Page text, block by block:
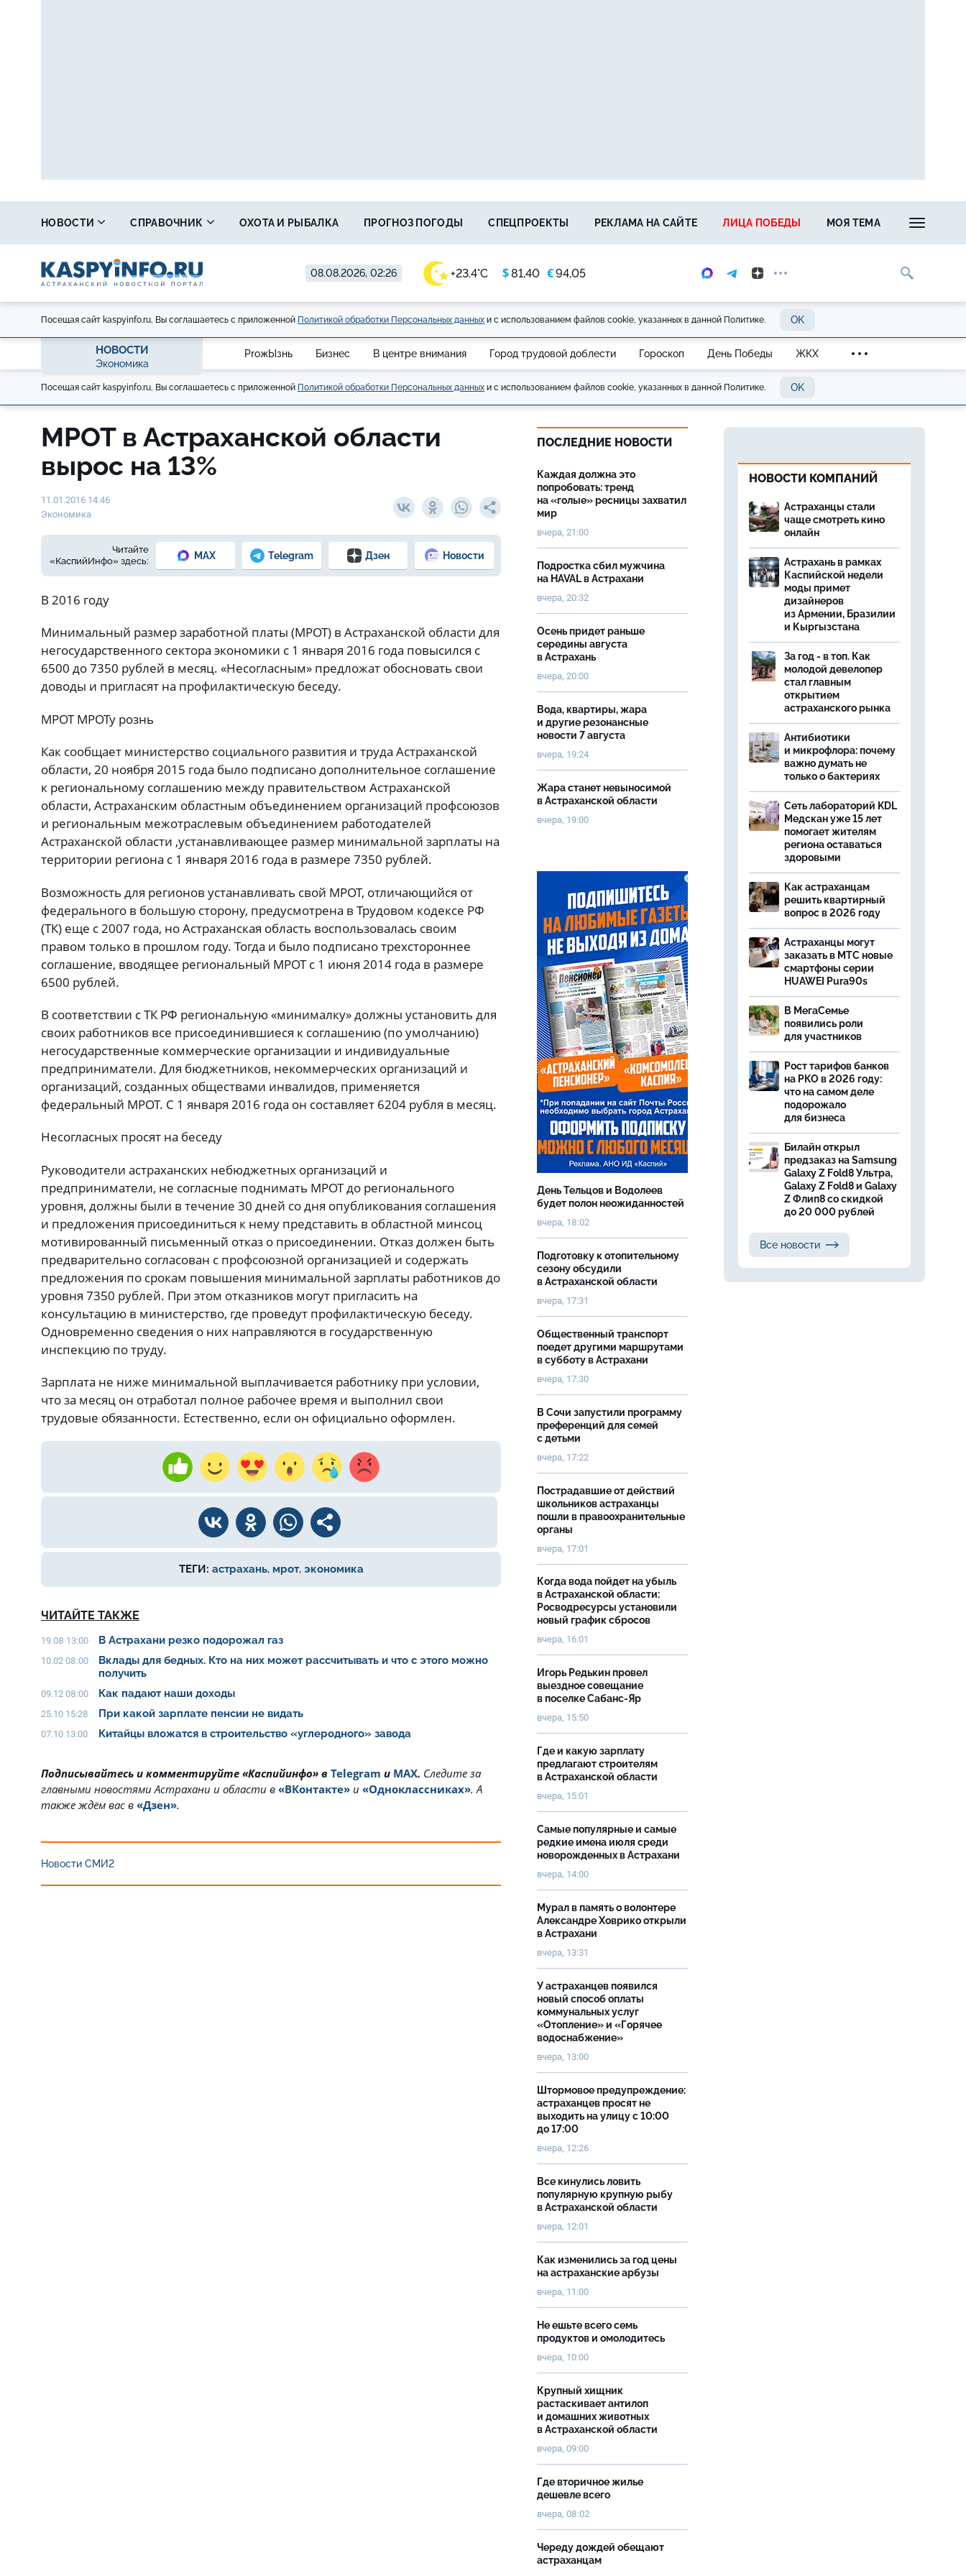
08.08.2026, 02:26 +23.4°C $81,40 €94,05
НОВОСТИ СПРАВОЧНИК ОХОТА И РЫБАЛКА ПРОГНОЗ ПОГОДЫ СПЕЦПРОЕКТЫ РЕКЛАМА НА САЙТЕ ЛИЦА ПОБЕДЫ МОЯ ТЕМА
Посещая сайт kaspyinfo.ru, Вы соглашаетесь с приложенной Политикой обработки Персональных данных и с использованием файлов cookie, указанных в данной Политике. OK
НОВОСТИ
Экономика
ProжЫзнь Бизнес В центре внимания Город трудовой доблести Гороскоп День Победы ЖКХ
Посещая сайт kaspyinfo.ru, Вы соглашаетесь с приложенной Политикой обработки Персональных данных и с использованием файлов cookie, указанных в данной Политике. OK
МРОТ в Астраханской области
вырос на 13%
11.01.2016 14:46
Экономика
Читайте
«КаспийИнфо» здесь:
MAX Telegram Дзен Новости
В 2016 году
Минимальный размер заработной платы (МРОТ) в Астраханской области для
негосударственного сектора экономики с 1 января 2016 года повысился с
6500 до 7350 рублей в месяц. «Несогласным» предложат обосновать свои
доводы и пригласят на профилактическую беседу.
МРОТ МРОТу рознь
Как сообщает министерство социального развития и труда Астраханской
области, 20 ноября 2015 года было подписано дополнительное соглашение
к региональному соглашению между правительством Астраханской
области, Астраханским областным объединением организаций профсоюзов
и региональным межотраслевым объединением работодателей
Астраханской области ,устанавливающее размер минимальной зарплаты на
территории региона с 1 января 2016 года в размере 7350 рублей.
Возможность для регионов устанавливать свой МРОТ, отличающийся от
федерального в большую сторону, предусмотрена в Трудовом кодексе РФ
(ТК) еще с 2007 года, но Астраханская область воспользовалась своим
правом только в прошлом году. Тогда и было подписано трехстороннее
соглашение, вводящее региональный МРОТ с 1 июня 2014 года в размере
6500 рублей.
В соответствии с ТК РФ региональную «минималку» должны установить для
своих работников все присоединившиеся к соглашению (по умолчанию)
негосударственные коммерческие организации и индивидуальные
предприниматели. Для бюджетников, некоммерческих организаций и
организаций, созданных обществами инвалидов, применяется
федеральный МРОТ. С 1 января 2016 года он составляет 6204 рубля в месяц.
Несогласных просят на беседу
Руководители астраханских небюджетных организаций и
предприниматели, не согласные поднимать МРОТ до регионального
уровня, должны были в течение 30 дней со дня опубликования соглашения
и предложения присоединиться к нему представить в областной минсоц
мотивированный письменный отказ о присоединении. Отказ должен быть
предварительно согласован с профсоюзной организацией и содержать
предложения по срокам повышения минимальной зарплаты работников до
уровня 7350 рублей. При этом отказников могут пригласить на
консультацию в министерство, где проведут профилактическую беседу.
Одновременно сведения о них направляются в государственную
инспекцию по труду.
Зарплата не ниже минимальной выплачивается работнику при условии,
что за месяц он отработал полное рабочее время и выполнил свои
трудовые обязанности. Естественно, если он официально оформлен.
ТЕГИ: астрахань, мрот, экономика
ЧИТАЙТЕ ТАКЖЕ
19.08 13:00 В Астрахани резко подорожал газ
10.02 08:00
Вклады для бедных. Кто на них может рассчитывать и что с этого можно
получить
09.12 08:00 Как падают наши доходы
25.10 15:28 При какой зарплате пенсии не видать
07.10 13:00 Китайцы вложатся в строительство «углеродного» завода
Подписывайтесь и комментируйте «Каспийинфо» в Telegram и MAX. Cледите за
главными новостями Астрахани и области в «ВКонтакте» и «Одноклассниках». А
также ждём вас в «Дзен».
Новости СМИ2
ПОСЛЕДНИЕ НОВОСТИ
Каждая должна это
попробовать: тренд
на «голые» ресницы захватил
мир
вчера, 21:00
Подростка сбил мужчина
на HAVAL в Астрахани
вчера, 20:32
Осень придет раньше
середины августа
в Астрахань
вчера, 20:00
Вода, квартиры, жара
и другие резонансные
новости 7 августа
вчера, 19:24
Жара станет невыносимой
в Астраханской области
вчера, 19:00
День Тельцов и Водолеев
будет полон неожиданностей
вчера, 18:02
Подготовку к отопительному
сезону обсудили
в Астраханской области
вчера, 17:31
Общественный транспорт
поедет другими маршрутами
в субботу в Астрахани
вчера, 17:30
В Сочи запустили программу
преференций для семей
с детьми
вчера, 17:22
Пострадавшие от действий
школьников астраханцы
пошли в правоохранительные
органы
вчера, 17:01
Когда вода пойдет на убыль
в Астраханской области:
Росводресурсы установили
новый график сбросов
вчера, 16:01
Игорь Редькин провел
выездное совещание
в поселке Сабанс-Яр
вчера, 15:50
Где и какую зарплату
предлагают строителям
в Астраханской области
вчера, 15:01
Самые популярные и самые
редкие имена июля среди
новорожденных в Астрахани
вчера, 14:00
Мурал в память о волонтере
Александре Ховрико открыли
в Астрахани
вчера, 13:31
У астраханцев появился
новый способ оплаты
коммунальных услуг
«Отопление» и «Горячее
водоснабжение»
вчера, 13:00
Штормовое предупреждение:
астраханцев просят не
выходить на улицу с 10:00
до 17:00
вчера, 12:26
Все кинулись ловить
популярную крупную рыбу
в Астраханской области
вчера, 12:01
Как изменились за год цены
на астраханские арбузы
вчера, 11:00
Не ешьте всего семь
продуктов и омолодитесь
вчера, 10:00
Крупный хищник
растаскивает антилоп
и домашних животных
в Астраханской области
вчера, 09:00
Где вторичное жилье
дешевле всего
вчера, 08:02
Череду дождей обещают
астраханцам
НОВОСТИ КОМПАНИЙ
Астраханцы стали
чаще смотреть кино
онлайн
Астрахань в рамках
Каспийской недели
моды примет
дизайнеров
из Армении, Бразилии
и Кыргызстана
За год - в топ. Как
молодой девелопер
стал главным
открытием
астраханского рынка
Антибиотики
и микрофлора: почему
важно думать не
только о бактериях
Сеть лабораторий KDL
Медскан уже 15 лет
помогает жителям
региона оставаться
здоровыми
Как астраханцам
решить квартирный
вопрос в 2026 году
Астраханцы могут
заказать в МТС новые
смартфоны серии
HUAWEI Pura90s
В МегаСемье
появились роли
для участников
Рост тарифов банков
на РКО в 2026 году:
что на самом деле
подорожало
для бизнеса
Билайн открыл
предзаказ на Samsung
Galaxy Z Fold8 Ультра,
Galaxy Z Fold8 и Galaxy
Z Флип8 со скидкой
до 20 000 рублей
Все новости